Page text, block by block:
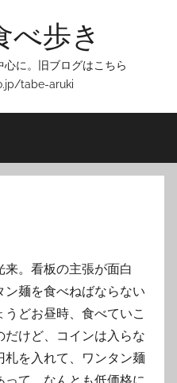
べ歩き
に。旧ブログはこちら
tabe-aruki
。看板の主張が面白
麺を食べねばならない
どお昼時、食べていこ
だけど、コインは入らな
札を入れて、ワンタン麺
て、なんとも低価格に